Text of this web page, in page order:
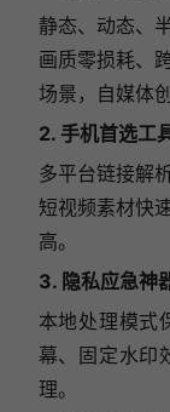
静态、动态、
画质零损耗、
场景，自媒体
2. 手机首选工
多平台链接解
短视频素材快
高。
3. 隐私应急神
本地处理模式
幕、固定水印
理。